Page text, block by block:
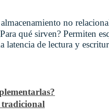
no
qué sirven? Permiten
de lectura y
tradicional